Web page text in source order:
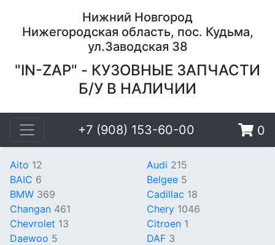
Нижний Новгород
Нижегородская область, пос. Кудьма,
ул.Заводская 38
"IN-ZAP" - КУЗОВНЫЕ ЗАПЧАСТИ
Б/У В НАЛИЧИИ
+7 (908) 153-60-00 0
Aito 12 Audi 215
BAIC 6 Belgee 5
BMW 369 Cadillac 18
Changan 461 Chery 1046
Chevrolet 13 Citroen 1
Daewoo 5 DAF 3